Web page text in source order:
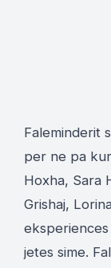
Faleminderit
per ne pa
Hoxha, Sara
Grishaj,
jetes sime.